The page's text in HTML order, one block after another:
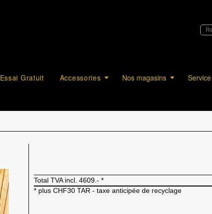
Essai Gratuit Accessories Nos magasins
Total TVA incl. 4609.- *
* plus CHF30 TAR - taxe anticipée de recyclage